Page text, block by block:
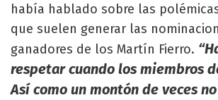
había hablado sobre las
que suelen generar las
ganadores de los Martín Fierro.
respetar cuando los miembros
Así como un montón de veces